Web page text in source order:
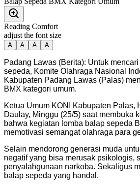
Reading Comfort
adjust the font size
A A A A
Padang Lawas (Berita): Untuk
sepeda, Komite Olahraga Nasional
Kabupaten Padang Lawas (Palas)
BMX kategori umum.
Ketua Umum KONI Kabupaten Palas,
Daulay, Minggu (25/5) saat membuka
bahwa kegiatan lomba balap sepeda
memotivasi semangat olahraga para
Selain mendorong generasi muda
negatif yang bisa merusak psikologis,
penyalahgunaan narkoba. Sekaligus
balap sepeda yang handal.